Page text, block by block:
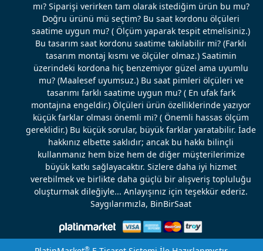
mı? Siparişi verirken tam olarak istediğim ürün bu mu?
Doğru ürünü mü seçtim? Bu saat kordonu ölçüleri
saatime uygun mu? ( Ölçüm yaparak tespit etmelisiniz.)
Bu tasarım saat kordonu saatime takılabilir mi? (Farklı
tasarım montaj kısmı ve ölçüler olmaz.) Saatimin
üzerindeki kordona hiç benzemiyor güzel ama uyumlu
mu? (Maalesef uyumsuz.) Bu saat pimleri ölçüleri ve
tasarımı farklı saatime uygun mu? ( En ufak fark
montajına engeldir.) Ölçüleri ürün özelliklerinde yazıyor
küçük farklar olması önemli mi? ( Önemli hassas ölçüm
gereklidir.) Bu küçük sorular, büyük farklar yaratabilir. İade
hakkınız elbette saklıdır; ancak bu hakkı bilinçli
kullanmanız hem bize hem de diğer müşterilerimize
büyük katkı sağlayacaktır. Sizlere daha iyi hizmet
verebilmek ve birlikte daha güçlü bir alışveriş topluluğu
oluşturmak dileğiyle... Anlayışınız için teşekkür ederiz.
Saygılarımızla, BinBirSaat
®